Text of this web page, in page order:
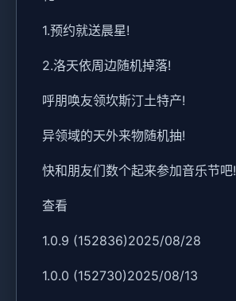
1.预约就送晨星!
2.洛天依周边随机掉落!
呼朋唤友领坎斯汀土特产!
异领域的天外来物随机抽!
快和朋友们数个起来参加音乐节吧!
查看
1.0.9 (152836)2025/08/28
1.0.0 (152730)2025/08/13